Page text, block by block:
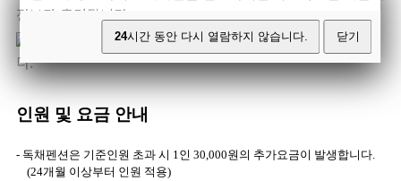
24시간 동안 다시 열람하지 않습니다. 닫기
정보가 출력됩니다.
예약 전 반드시 주의사항 / 환불규정을 숙지하시기 바랍니
다.
인원 및 요금 안내
- 독채펜션은 기준인원 초과 시 1인 30,000원의 추가요금이 발생합니다.
(24개월 이상부터 인원 적용)